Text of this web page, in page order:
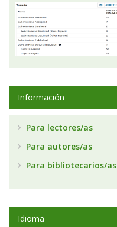
Información
Para lectores/as
Para autores/as
Para bibliotecarios/as
Idioma